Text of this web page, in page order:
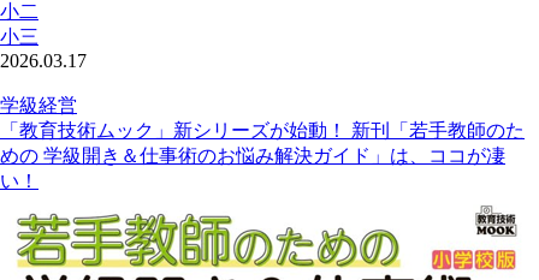
小二
小三
2026.03.17
学級経営
「教育技術ムック」新シリーズが始動！ 新刊「若手教師のた
めの 学級開き＆仕事術のお悩み解決ガイド」は、ココが凄
い！